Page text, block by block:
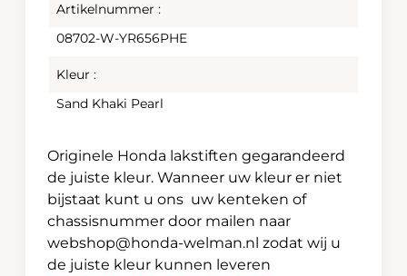
Artikelnummer :
08702-W-YR656PHE
Kleur :
Sand Khaki Pearl
Originele Honda lakstiften gegarandeerd
de juiste kleur. Wanneer uw kleur er niet
bijstaat kunt u ons uw kenteken of
chassisnummer door mailen naar
webshop@honda-welman.nl zodat wij u
de juiste kleur kunnen leveren